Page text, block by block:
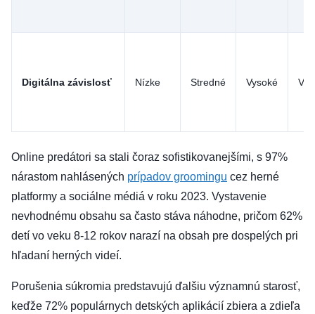
Digitálna závislosť Nízke Stredné Vysoké
Online predátori sa stali čoraz sofistikovanejšími, s 97%
nárastom nahlásených prípadov groomingu cez herné
platformy a sociálne médiá v roku 2023. Vystavenie
nevhodnému obsahu sa často stáva náhodne, pričom 62%
detí vo veku 8-12 rokov narazí na obsah pre dospelých pri
hľadaní herných videí.
Porušenia súkromia predstavujú ďalšiu významnú starosť,
keďže 72% populárnych detských aplikácií zbiera a zdieľa